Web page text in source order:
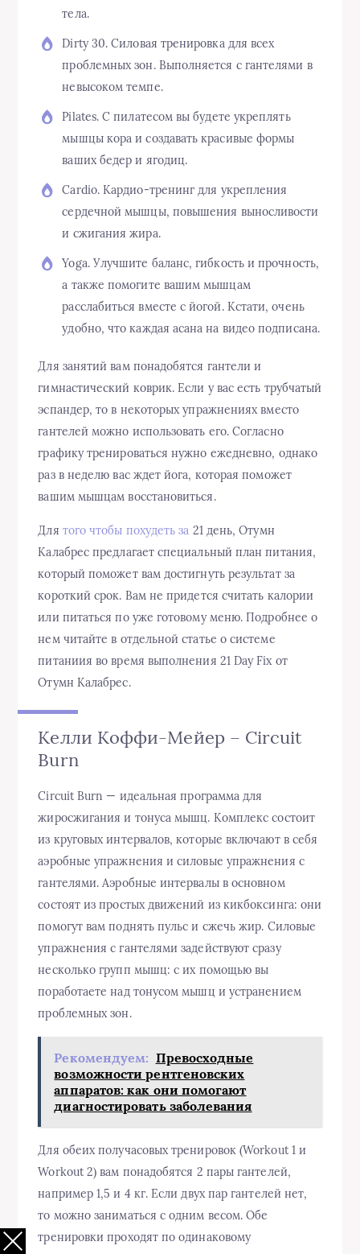
тела.
Dirty 30. Силовая тренировка для всех
проблемных зон. Выполняется с гантелями в
невысоком темпе.
Pilates. С пилатесом вы будете укреплять
мышцы кора и создавать красивые формы
ваших бедер и ягодиц.
Cardio. Кардио-тренинг для укрепления
сердечной мышцы, повышения выносливости
и сжигания жира.
Yoga. Улучшите баланс, гибкость и прочность,
а также помогите вашим мышцам
расслабиться вместе с йогой. Кстати, очень
удобно, что каждая асана на видео подписана.
Для занятий вам понадобятся гантели и
гимнастический коврик. Если у вас есть трубчатый
эспандер, то в некоторых упражнениях вместо
гантелей можно использовать его. Согласно
графику тренироваться нужно ежедневно, однако
раз в неделю вас ждет йога, которая поможет
вашим мышцам восстановиться.
Для того чтобы похудеть за 21 день, Отумн
Калабрес предлагает специальный план питания,
который поможет вам достигнуть результат за
короткий срок. Вам не придется считать калории
или питаться по уже готовому меню. Подробнее о
нем читайте в отдельной статье о системе
питаниия во время выполнения 21 Day Fix от
Отумн Калабрес.
Келли Коффи-Мейер – Circuit
Burn
Circuit Burn — идеальная программа для
жиросжигания и тонуса мышц. Комплекс состоит
из круговых интервалов, которые включают в себя
аэробные упражнения и силовые упражнения с
гантелями. Аэробные интервалы в основном
состоят из простых движений из кикбоксинга: они
помогут вам поднять пульс и сжечь жир. Силовые
упражнения с гантелями задействуют сразу
несколько групп мышц: с их помощью вы
поработаете над тонусом мышц и устранением
проблемных зон.
Рекомендуем: Превосходные
возможности рентгеновских
аппаратов: как они помогают
диагностировать заболевания
Для обеих получасовых тренировок (Workout 1 и
Workout 2) вам понадобятся 2 пары гантелей,
например 1,5 и 4 кг. Если двух пар гантелей нет,
то можно заниматься с одним весом. Обе
тренировки проходят по одинаковому